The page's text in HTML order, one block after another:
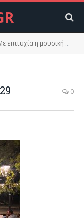
η μουσική συναυλία του τμήματος μπουζουκιού του Πολιτιστικού συλλόγου Δαφνίου.
0